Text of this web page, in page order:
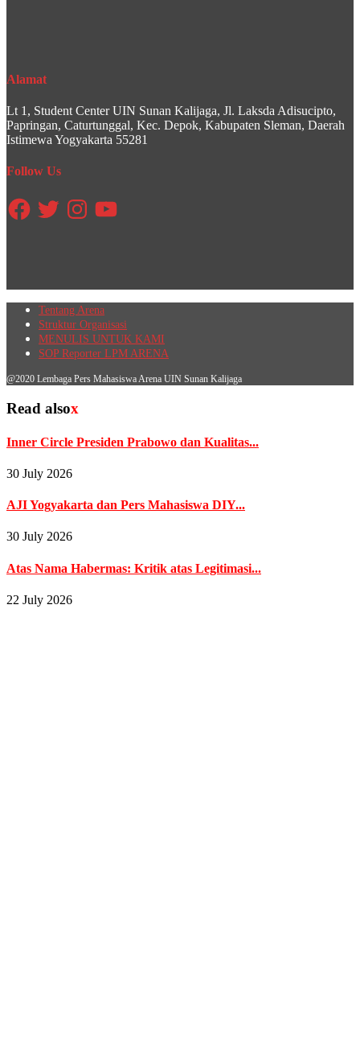
Alamat
Lt 1, Student Center UIN Sunan Kalijaga, Jl. Laksda Adisucipto,
Papringan, Caturtunggal, Kec. Depok, Kabupaten Sleman, Daerah
Istimewa Yogyakarta 55281
Follow Us
FacebookTwitterInstagramYouTube
Tentang Arena
Struktur Organisasi
MENULIS UNTUK KAMI
SOP Reporter LPM ARENA
@2020 Lembaga Pers Mahasiswa Arena UIN Sunan Kalijaga
Read alsox
Inner Circle Presiden Prabowo dan Kualitas...
30 July 2026
AJI Yogyakarta dan Pers Mahasiswa DIY...
30 July 2026
Atas Nama Habermas: Kritik atas Legitimasi...
22 July 2026